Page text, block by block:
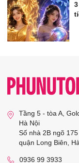
Tầng 5 - tòa A,
Hà Nội
Số nhà 2B ngõ
quận Long Biên,
0936 99 3933